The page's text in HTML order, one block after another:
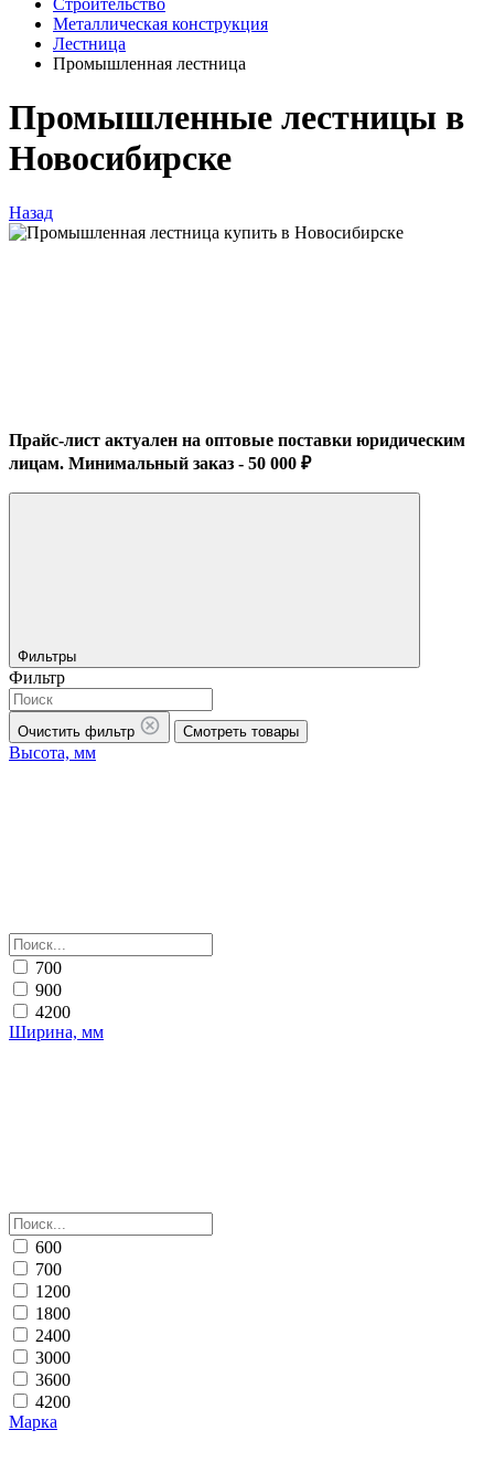
Строительство
Металлическая конструкция
Лестница
Промышленная лестница
Промышленные лестницы в
Новосибирске
Назад
Прайс-лист актуален на оптовые поставки юридическим
лицам. Минимальный заказ - 50 000 ₽
Фильтры
Фильтр
Очистить фильтр Смотреть товары
Высота, мм
700
900
4200
Ширина, мм
600
700
1200
1800
2400
3000
3600
4200
Марка